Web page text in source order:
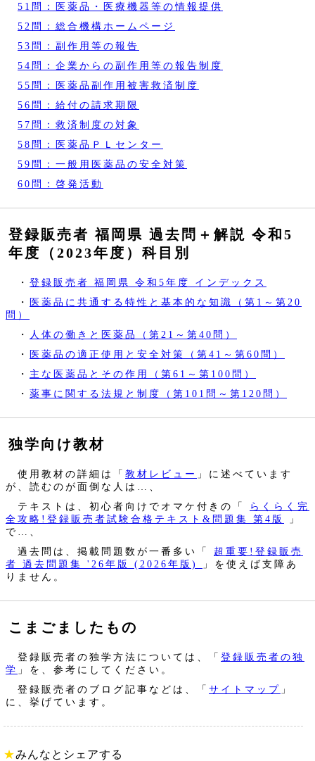
51問：医薬品・医療機器等の情報提供
52問：総合機構ホームページ
53問：副作用等の報告
54問：企業からの副作用等の報告制度
55問：医薬品副作用被害救済制度
56問：給付の請求期限
57問：救済制度の対象
58問：医薬品ＰＬセンター
59問：一般用医薬品の安全対策
60問：啓発活動
登録販売者 福岡県 過去問＋解説 令和5
年度（2023年度）科目別
・ 登録販売者 福岡県 令和5年度 インデックス
・
医薬品に共通する特性と基本的な知識（第1～第20
問）
・
人体の働きと医薬品（第21～第40問）
・
医薬品の適正使用と安全対策（第41～第60問）
・ 主な医薬品とその作用（第61～第100問）
・ 薬事に関する法規と制度（第101問～第120問）
独学向け教材
使用教材の詳細は「 教材レビュー 」に述べています
が、読むのが面倒な人は…、
テキストは、初心者向けでオマケ付きの「
らくらく完
全攻略!登録販売者試験合格テキスト&問題集 第4版
」
で…、
過去問は、掲載問題数が一番多い「
超重要!登録販売
者 過去問題集 '26年版 (2026年版)
」を使えば支障あ
りません。
こまごましたもの
登録販売者の独学方法については、「 登録販売者の独
学 」を、参考にしてください。
登録販売者のブログ記事などは、「 サイトマップ 」
に、挙げています。
★みんなとシェアする